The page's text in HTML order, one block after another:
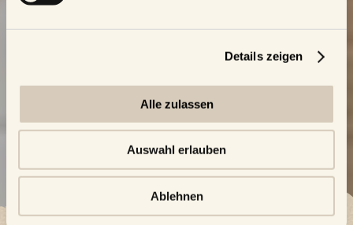
Details zeigen
Alle zulassen
Auswahl erlauben
Ablehnen